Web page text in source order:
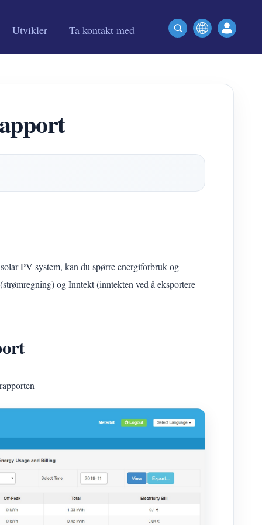
Utvikler Ta kontakt med
PV-system, kan du spørre energiforbruk og
og Inntekt (inntekten ved å eksportere